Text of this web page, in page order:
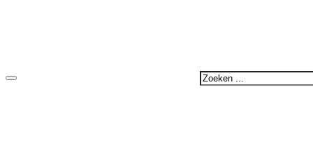
Zoeken